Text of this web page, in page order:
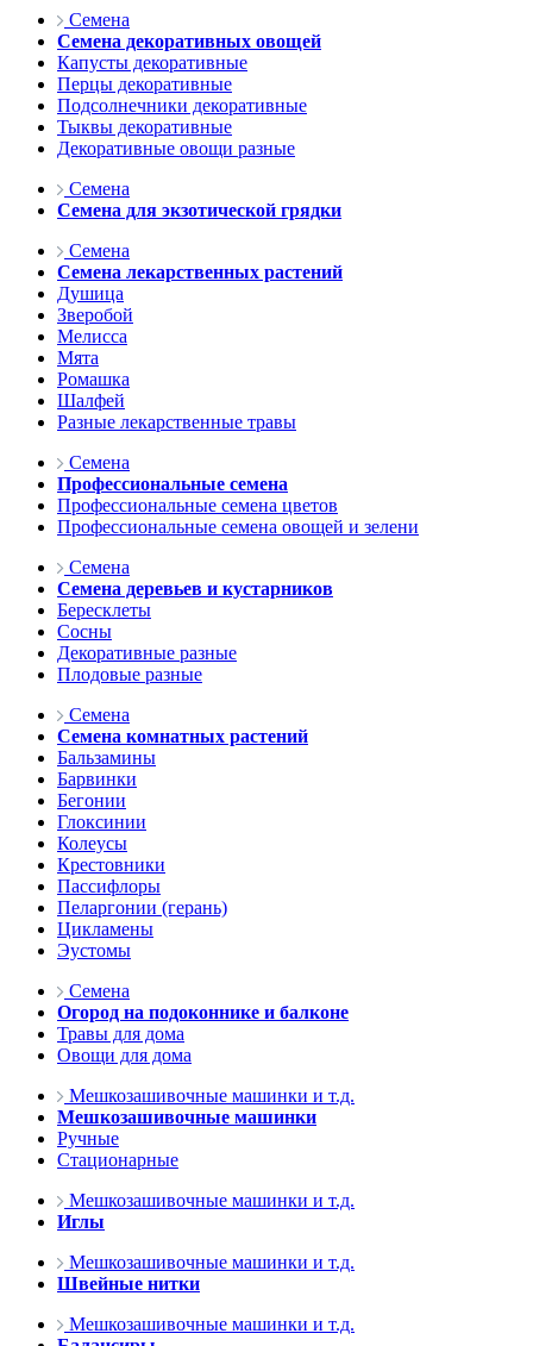
Семена
Семена декоративных овощей
Капусты декоративные
Перцы декоративные
Подсолнечники декоративные
Тыквы декоративные
Декоративные овощи разные
Семена
Семена для экзотической грядки
Семена
Семена лекарственных растений
Душица
Зверобой
Мелисса
Мята
Ромашка
Шалфей
Разные лекарственные травы
Семена
Профессиональные семена
Профессиональные семена цветов
Профессиональные семена овощей и зелени
Семена
Семена деревьев и кустарников
Бересклеты
Сосны
Декоративные разные
Плодовые разные
Семена
Семена комнатных растений
Бальзамины
Барвинки
Бегонии
Глоксинии
Колеусы
Крестовники
Пассифлоры
Пеларгонии (герань)
Цикламены
Эустомы
Семена
Огород на подоконнике и балконе
Травы для дома
Овощи для дома
Мешкозашивочные машинки и т.д.
Мешкозашивочные машинки
Ручные
Стационарные
Мешкозашивочные машинки и т.д.
Иглы
Мешкозашивочные машинки и т.д.
Швейные нитки
Мешкозашивочные машинки и т.д.